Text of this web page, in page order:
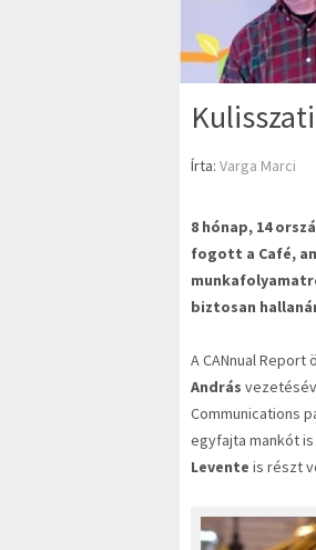
Írta: Varga Marci
8 hónap, 14
fogott a Café,
biztosan
A CANnual
András
Communications
egyfajta mankót
Levente is részt